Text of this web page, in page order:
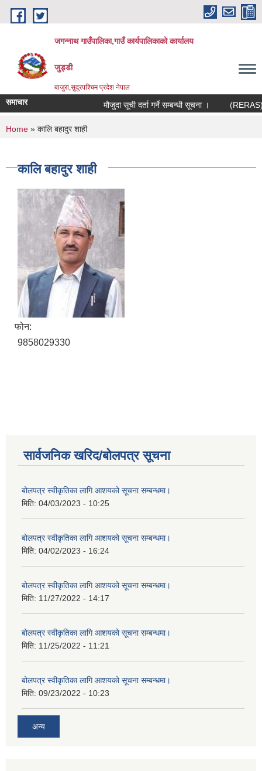
Skip to main content
जगन्नाथ गाउँपालिका,गाउँ कार्यपालिकाको कार्यालय
जुड्डी
बाजुरा,सुदूरपश्चिम प्रदेश नेपाल
समाचार मौजुदा सूची दर्ता गर्ने सम्बन्धी सूचना । (RERAS)
You are here
Home » कालि बहादुर शाही
कालि बहादुर शाही
फोन:
9858029330
सार्वजनिक खरिद/बोलपत्र सूचना
बोलपत्र स्वीकृतिका लागि आशयको सूचना सम्बन्धमा।
मिति: 04/03/2023 - 10:25
बोलपत्र स्वीकृतिका लागि आशयको सूचना सम्बन्धमा।
मिति: 04/02/2023 - 16:24
बोलपत्र स्वीकृतिका लागि आशयको सूचना सम्बन्धमा।
मिति: 11/27/2022 - 14:17
बोलपत्र स्वीकृतिका लागि आशयको सूचना सम्बन्धमा।
मिति: 11/25/2022 - 11:21
बोलपत्र स्वीकृतिका लागि आशयको सूचना सम्बन्धमा।
मिति: 09/23/2022 - 10:23
अन्य